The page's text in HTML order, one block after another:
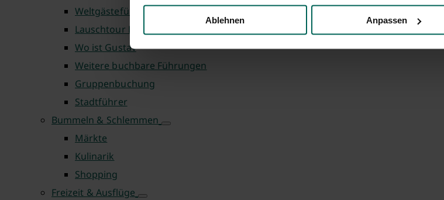
Ablehnen Anpassen
Weltgästeführertag
Lauschtour Fürth
Wo ist Gustav
Weitere buchbare Führungen
Gruppenbuchung
Stadtführer
Bummeln & Schlemmen
Märkte
Kulinarik
Shopping
Freizeit & Ausflüge